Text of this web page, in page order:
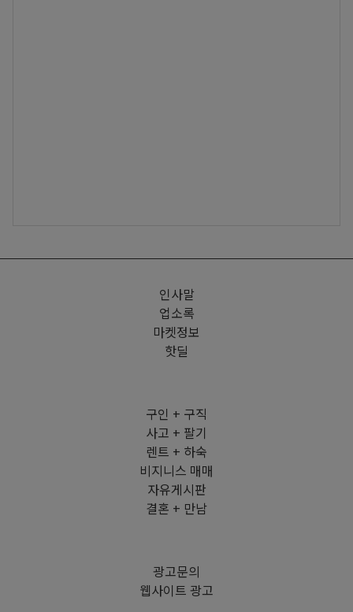
인사말
업소록
마켓정보
핫딜
구인 + 구직
사고 + 팔기
렌트 + 하숙
비지니스 매매
자유게시판
결혼 + 만남
광고문의
웹사이트 광고